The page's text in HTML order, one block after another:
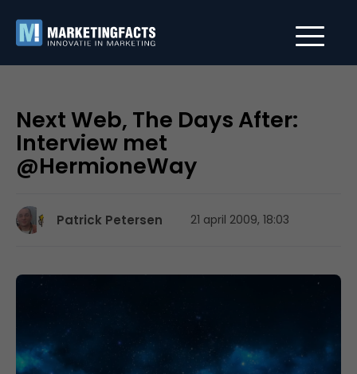
Next Web, The Days After:
Interview met
@HermioneWay
Patrick Petersen 21 april 2009, 18:03